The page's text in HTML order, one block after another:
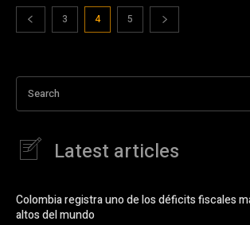
3 4 5
Search
Latest articles
Colombia registra uno de los déficits fiscales
altos del mundo